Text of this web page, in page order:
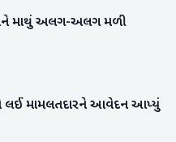
માથું અલગ-અલગ મળી
લઈ મામલતદારને આવેદન આપ્યું